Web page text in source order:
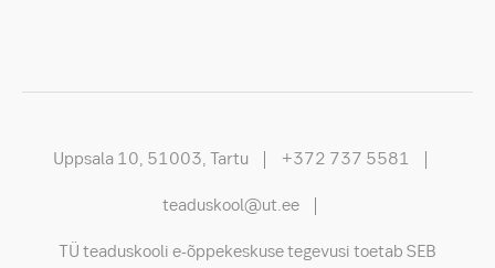
Uppsala 10, 51003, Tartu +372 737 5581
teaduskool@ut.ee
TÜ teaduskooli e-õppekeskuse tegevusi toetab SEB